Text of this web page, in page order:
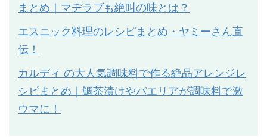
まとめ｜マヂラブも絶叫の味とは？
エスニック料理のレシピまとめ・ヤミーさん直
伝！
カルディ の大人気調味料で作る絶品アレンジレ
シピまとめ｜鯛茶漬けやパエリアが調味料で激
ウマに！